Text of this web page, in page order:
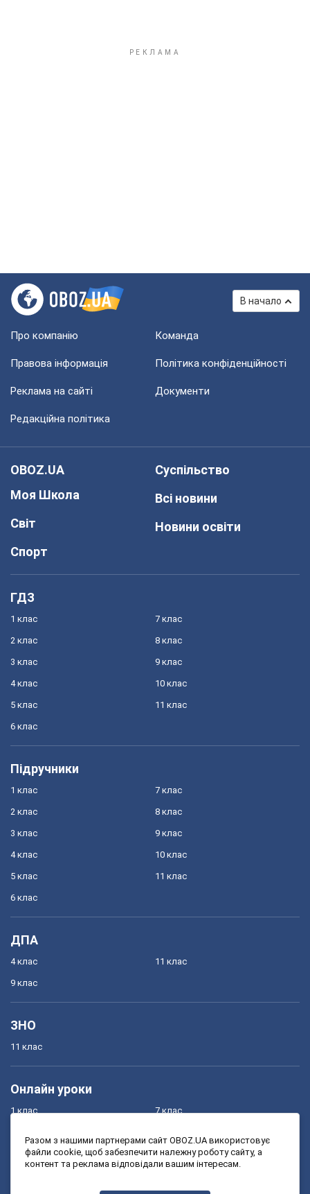
В начало
Про компанію Команда
Правова інформація Політика конфіденційності
Реклама на сайті Документи
Редакційна політика
OBOZ.UA
Моя Школа
Світ
Спорт
Суспільство
Всі новини
Новини освіти
ГДЗ
1 клас
2 клас
3 клас
4 клас
5 клас
6 клас
7 клас
8 клас
9 клас
10 клас
11 клас
Підручники
1 клас
2 клас
3 клас
4 клас
5 клас
6 клас
7 клас
8 клас
9 клас
10 клас
11 клас
ДПА
4 клас
9 клас
11 клас
ЗНО
11 клас
Онлайн уроки
1 клас
3 клас
7 клас
9 клас
Разом з нашими партнерами сайт OBOZ.UA використовує
файли cookie, щоб забезпечити належну роботу сайту, а
контент та реклама відповідали вашим інтересам.